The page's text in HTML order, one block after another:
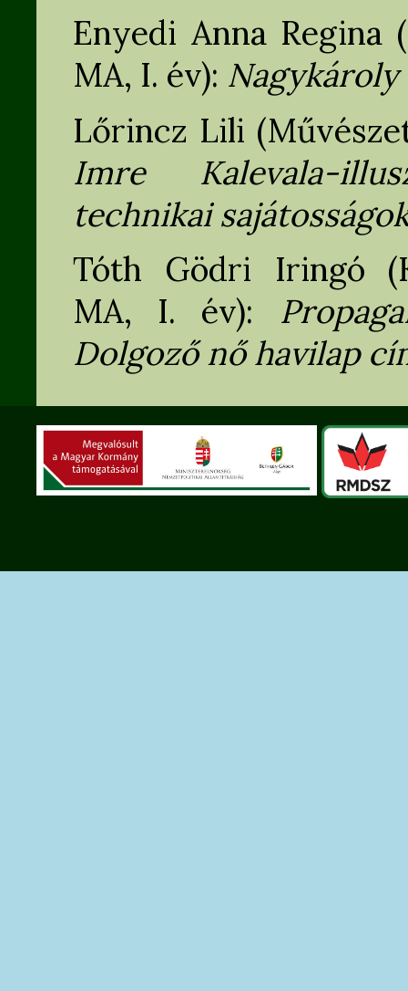
Enyedi Anna Regina
MA, I. év): Nagykároly
Lőrincz Lili
Imre Kalevala-
technikai
Tóth Gödri Iringó
MA, I. év):
Dolgoző nő havilap